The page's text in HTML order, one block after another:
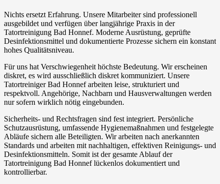
Nichts ersetzt Erfahrung. Unsere Mitarbeiter sind professionell
ausgebildet und verfügen über langjährige Praxis in der
Tatortreinigung Bad Honnef. Moderne Ausrüstung, geprüfte
Desinfektionsmittel und dokumentierte Prozesse sichern ein konstant
hohes Qualitätsniveau.
Für uns hat Verschwiegenheit höchste Bedeutung. Wir erscheinen
diskret, es wird ausschließlich diskret kommuniziert. Unsere
Tatortreiniger Bad Honnef arbeiten leise, strukturiert und
respektvoll. Angehörige, Nachbarn und Hausverwaltungen werden
nur sofern wirklich nötig eingebunden.
Sicherheits- und Rechtsfragen sind fest integriert. Persönliche
Schutzausrüstung, umfassende Hygienemaßnahmen und festgelegte
Abläufe sichern alle Beteiligten. Wir arbeiten nach anerkannten
Standards und arbeiten mit nachhaltigen, effektiven Reinigungs- und
Desinfektionsmitteln. Somit ist der gesamte Ablauf der
Tatortreinigung Bad Honnef lückenlos dokumentiert und
kontrollierbar.